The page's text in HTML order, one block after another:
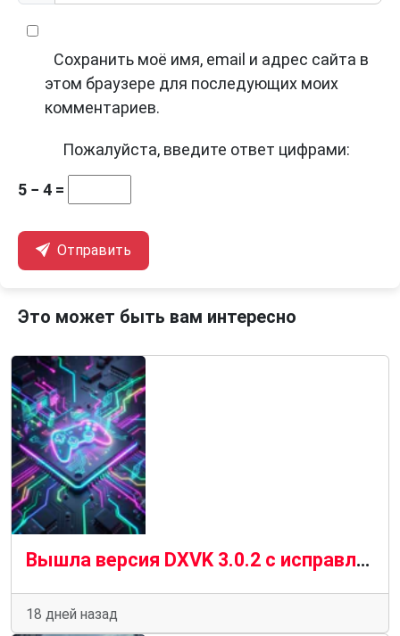
Сохранить моё имя, email и адрес сайта в
этом браузере для последующих моих
комментариев.
Пожалуйста, введите ответ цифрами:
5 − 4 =
Отправить
Это может быть вам интересно
Вышла версия DXVK 3.0.2 с исправлениями для конкретных игр
18 дней назад